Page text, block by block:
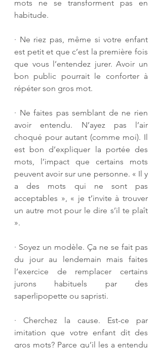
mots ne se transforment pas en
habitude.
· Ne riez pas, même si votre enfant
est petit et que c’est la première fois
que vous l’entendez jurer. Avoir un
bon public pourrait le conforter à
répéter son gros mot.
· Ne faites pas semblant de ne rien
avoir entendu. N’ayez pas l’air
choqué pour autant (comme moi). Il
est bon d’expliquer la portée des
mots, l’impact que certains mots
peuvent avoir sur une personne. « Il y
a des mots qui ne sont pas
acceptables », « je t’invite à trouver
un autre mot pour le dire s’il te plaît
».
· Soyez un modèle. Ça ne se fait pas
du jour au lendemain mais faites
l’exercice de remplacer certains
jurons habituels par des
saperlipopette ou sapristi.
· Cherchez la cause. Est-ce par
imitation que votre enfant dit des
gros mots? Parce qu’il les a entendu